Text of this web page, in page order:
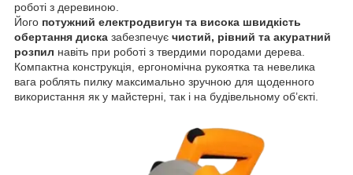
роботі з деревиною.
Його потужний електродвигун та висока швидкість
обертання диска забезпечує чистий, рівний та акуратний
розпил навіть при роботі з твердими породами дерева.
Компактна конструкція, ергономічна рукоятка та невелика
вага роблять пилку максимально зручною для щоденного
використання як у майстерні, так і на будівельному об’єкті.